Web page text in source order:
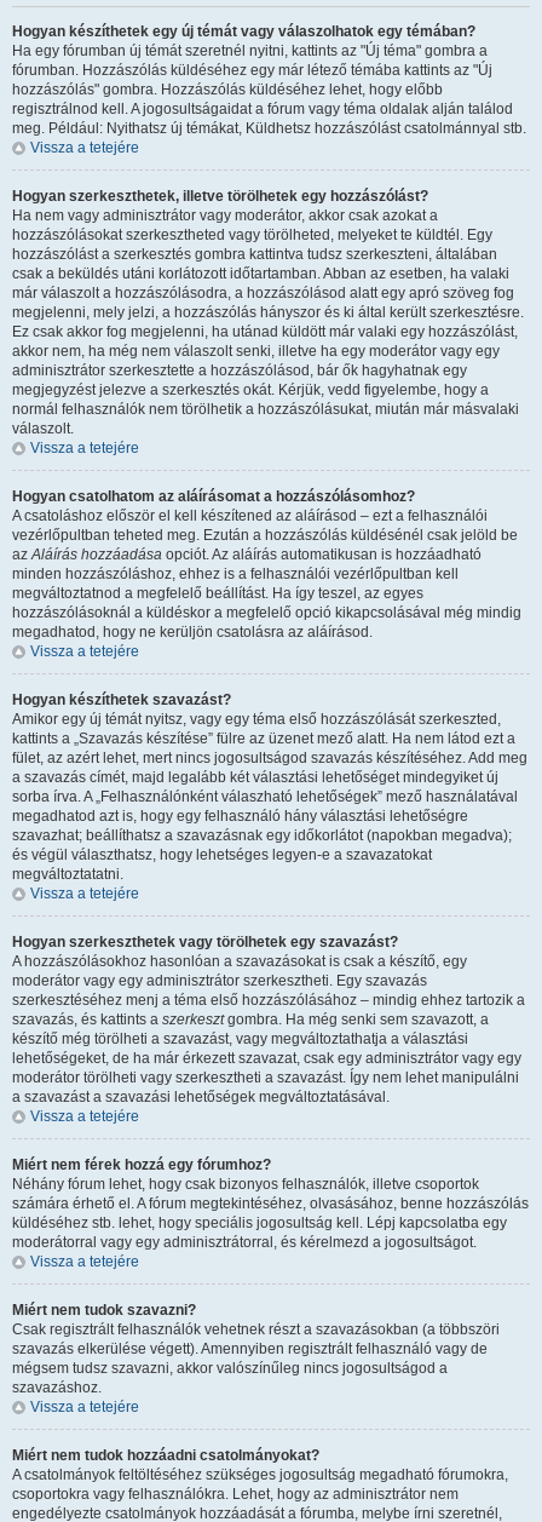
Hogyan készíthetek egy új témát vagy válaszolhatok egy témában?
Ha egy fórumban új témát szeretnél nyitni, kattints az "Új téma" gombra a
fórumban. Hozzászólás küldéséhez egy már létező témába kattints az "Új
hozzászólás" gombra. Hozzászólás küldéséhez lehet, hogy előbb
regisztrálnod kell. A jogosultságaidat a fórum vagy téma oldalak alján találod
meg. Például: Nyithatsz új témákat, Küldhetsz hozzászólást csatolmánnyal stb.
Vissza a tetejére
Hogyan szerkeszthetek, illetve törölhetek egy hozzászólást?
Ha nem vagy adminisztrátor vagy moderátor, akkor csak azokat a
hozzászólásokat szerkesztheted vagy törölheted, melyeket te küldtél. Egy
hozzászólást a szerkesztés gombra kattintva tudsz szerkeszteni, általában
csak a beküldés utáni korlátozott időtartamban. Abban az esetben, ha valaki
már válaszolt a hozzászólásodra, a hozzászólásod alatt egy apró szöveg fog
megjelenni, mely jelzi, a hozzászólás hányszor és ki által került szerkesztésre.
Ez csak akkor fog megjelenni, ha utánad küldött már valaki egy hozzászólást,
akkor nem, ha még nem válaszolt senki, illetve ha egy moderátor vagy egy
adminisztrátor szerkesztette a hozzászólásod, bár ők hagyhatnak egy
megjegyzést jelezve a szerkesztés okát. Kérjük, vedd figyelembe, hogy a
normál felhasználók nem törölhetik a hozzászólásukat, miután már másvalaki
válaszolt.
Vissza a tetejére
Hogyan csatolhatom az aláírásomat a hozzászólásomhoz?
A csatoláshoz először el kell készítened az aláírásod – ezt a felhasználói
vezérlőpultban teheted meg. Ezután a hozzászólás küldésénél csak jelöld be
azAláírás hozzáadása opciót. Az aláírás automatikusan is hozzáadható
minden hozzászóláshoz, ehhez is a felhasználói vezérlőpultban kell
megváltoztatnod a megfelelő beállítást. Ha így teszel, az egyes
hozzászólásoknál a küldéskor a megfelelő opció kikapcsolásával még mindig
megadhatod, hogy ne kerüljön csatolásra az aláírásod.
Vissza a tetejére
Hogyan készíthetek szavazást?
Amikor egy új témát nyitsz, vagy egy téma első hozzászólását szerkeszted,
kattints a „Szavazás készítése” fülre az üzenet mező alatt. Ha nem látod ezt a
fület, az azért lehet, mert nincs jogosultságod szavazás készítéséhez. Add meg
a szavazás címét, majd legalább két választási lehetőséget mindegyiket új
sorba írva. A „Felhasználónként válaszható lehetőségek” mező használatával
megadhatod azt is, hogy egy felhasználó hány választási lehetőségre
szavazhat; beállíthatsz a szavazásnak egy időkorlátot (napokban megadva);
és végül választhatsz, hogy lehetséges legyen-e a szavazatokat
megváltoztatatni.
Vissza a tetejére
Hogyan szerkeszthetek vagy törölhetek egy szavazást?
A hozzászólásokhoz hasonlóan a szavazásokat is csak a készítő, egy
moderátor vagy egy adminisztrátor szerkesztheti. Egy szavazás
szerkesztéséhez menj a téma első hozzászólásához – mindig ehhez tartozik a
szavazás, és kattints a szerkesztgombra. Ha még senki sem szavazott, a
készítő még törölheti a szavazást, vagy megváltoztathatja a választási
lehetőségeket, de ha már érkezett szavazat, csak egy adminisztrátor vagy egy
moderátor törölheti vagy szerkesztheti a szavazást. Így nem lehet manipulálni
a szavazást a szavazási lehetőségek megváltoztatásával.
Vissza a tetejére
Miért nem férek hozzá egy fórumhoz?
Néhány fórum lehet, hogy csak bizonyos felhasználók, illetve csoportok
számára érhető el. A fórum megtekintéséhez, olvasásához, benne hozzászólás
küldéséhez stb. lehet, hogy speciális jogosultság kell. Lépj kapcsolatba egy
moderátorral vagy egy adminisztrátorral, és kérelmezd a jogosultságot.
Vissza a tetejére
Miért nem tudok szavazni?
Csak regisztrált felhasználók vehetnek részt a szavazásokban (a többszöri
szavazás elkerülése végett). Amennyiben regisztrált felhasználó vagy de
mégsem tudsz szavazni, akkor valószínűleg nincs jogosultságod a
szavazáshoz.
Vissza a tetejére
Miért nem tudok hozzáadni csatolmányokat?
A csatolmányok feltöltéséhez szükséges jogosultság megadható fórumokra,
csoportokra vagy felhasználókra. Lehet, hogy az adminisztrátor nem
engedélyezte csatolmányok hozzáadását a fórumba, melybe írni szeretnél,